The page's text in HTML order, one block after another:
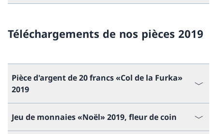
Téléchargements de nos pièces 2019
Pièce d'argent de 20 francs «Col de la Furka»
2019
Jeu de monnaies «Noël» 2019, fleur de coin